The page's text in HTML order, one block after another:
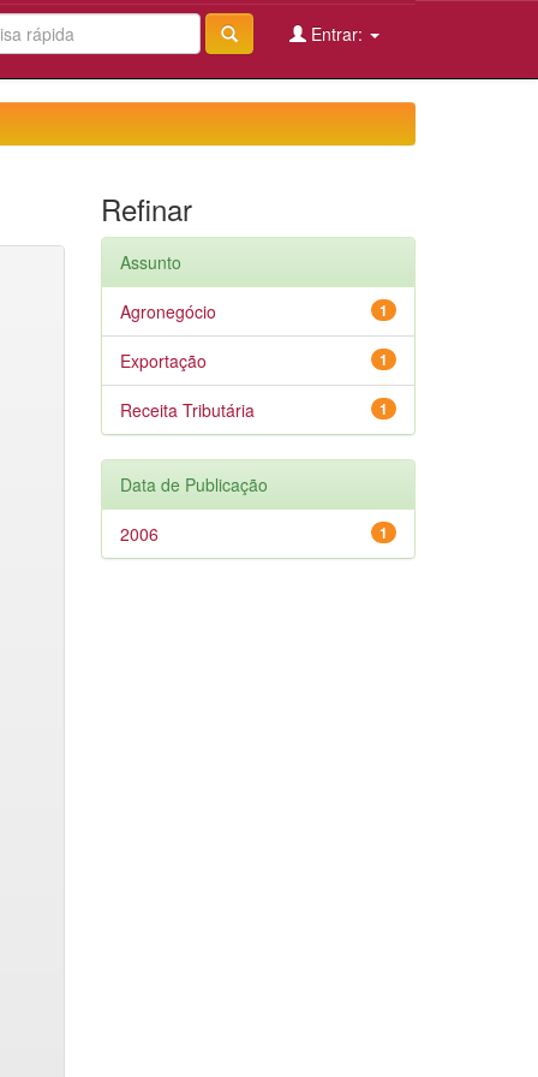
Entrar:
Refinar
Assunto
1
Agronegócio
1
Exportação
1
Receita Tributária
Data de Publicação
1
2006